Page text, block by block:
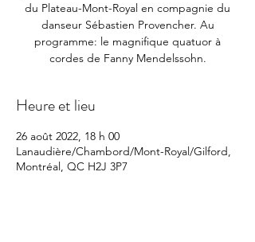
du Plateau-Mont-Royal en compagnie du
danseur Sébastien Provencher. Au
programme: le magnifique quatuor à
cordes de Fanny Mendelssohn.
Heure et lieu
26 août 2022, 18 h 00
Lanaudière/Chambord/Mont-Royal/Gilford,
Montréal, QC H2J 3P7